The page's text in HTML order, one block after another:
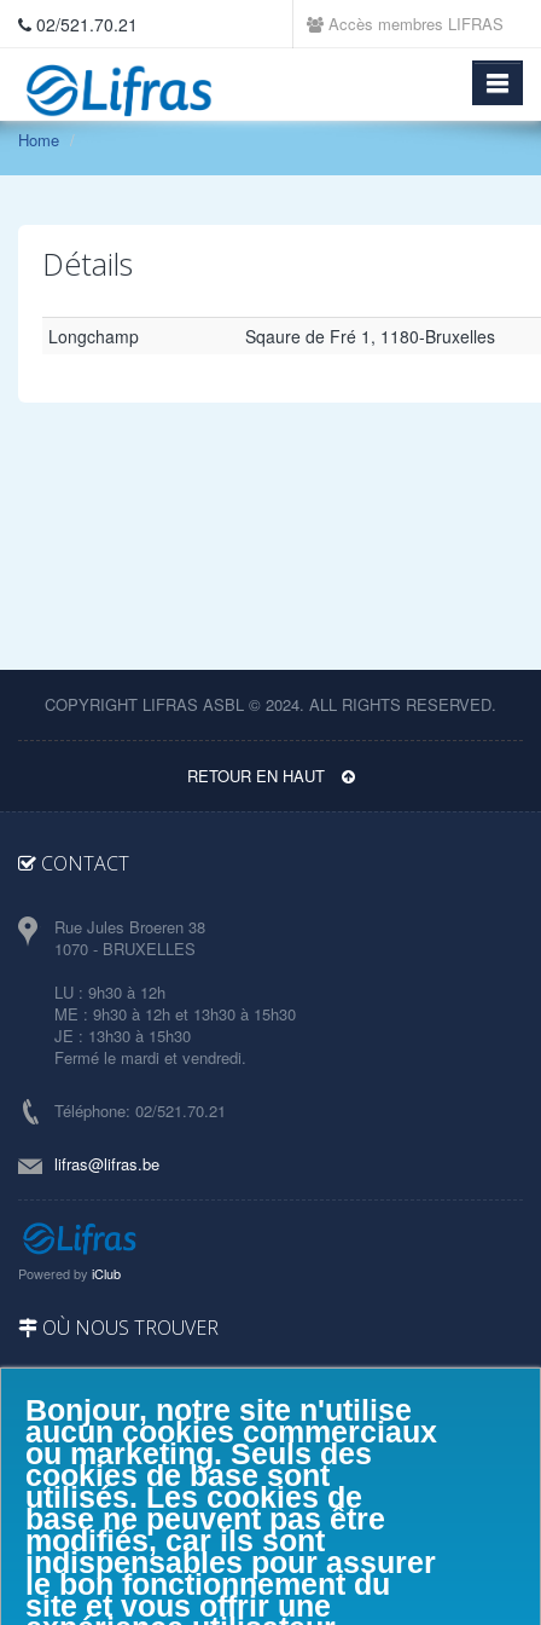
Bonjour, notre site n'utilise
aucun cookies commerciaux
ou marketing. Seuls des
cookies de base sont
utilisés. Les cookies de
base ne peuvent pas être
modifiés, car ils sont
indispensables pour assurer
le bon fonctionnement du
site et vous offrir une
02/521.70.21 Accès membres LIFRAS
Home
Détails
Longchamp Sqaure de Fré 1, 1180-Bruxelles
COPYRIGHT LIFRAS ASBL © 2024. ALL RIGHTS RESERVED.
RETOUR EN HAUT
CONTACT
Rue Jules Broeren 38
1070 - BRUXELLES
LU : 9h30 à 12h
ME : 9h30 à 12h et 13h30 à 15h30
JE : 13h30 à 15h30
Fermé le mardi et vendredi.
Téléphone: 02/521.70.21
lifras@lifras.be
Powered by iClub
OÙ NOUS TROUVER